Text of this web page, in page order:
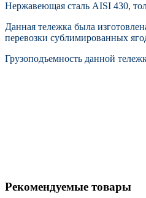
Нержавеющая сталь AISI 430,
Данная тележка была
перевозки сублимированных
Грузоподъемность данной
Рекомендуемые товары